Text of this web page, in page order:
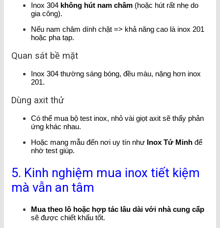
Inox 304 không hút nam châm (hoặc hút rất nhẹ do
gia công).
Nếu nam châm dính chặt => khả năng cao là inox 201
hoặc pha tạp.
Quan sát bề mặt
Inox 304 thường sáng bóng, đều màu, nặng hơn inox
201.
Dùng axit thử
Có thể mua bộ test inox, nhỏ vài giọt axit sẽ thấy phản
ứng khác nhau.
Hoặc mang mẫu đến nơi uy tín như Inox Tứ Minh để
nhờ test giúp.
5. Kinh nghiệm mua inox tiết kiệm
mà vẫn an tâm
Mua theo lô hoặc hợp tác lâu dài với nhà cung cấp
sẽ được chiết khấu tốt.